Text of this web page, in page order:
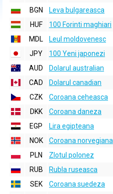
BGN
Leva bulgareasca
HUF
100 Forinti maghiari
MDL
Leul moldovenesc
JPY
100 Yeni japonezi
AUD
Dolarul australian
CAD
Dolarul canadian
CZK
Coroana ceheasca
DKK
Coroana daneza
EGP
Lira egipteana
NOK
Coroana norvegiana
PLN
Zlotul polonez
RUB
Rubla ruseasca
SEK
Coroana suedeza